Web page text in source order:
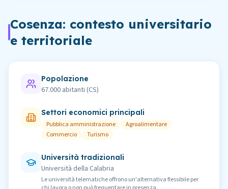
Cosenza: contesto universitario
e territoriale
Popolazione
67.000 abitanti (CS)
Settori economici principali
Pubblica amministrazione
Agroalimentare
Commercio
Turismo
Università tradizionali
Università della Calabria
Le università telematiche offrono un'alternativa flessibile per